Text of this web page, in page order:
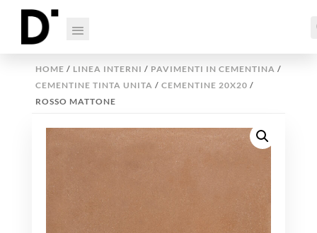
HOME / LINEA INTERNI / PAVIMENTI IN CEMENTINA /
CEMENTINE TINTA UNITA / CEMENTINE 20X20 /
ROSSO MATTONE